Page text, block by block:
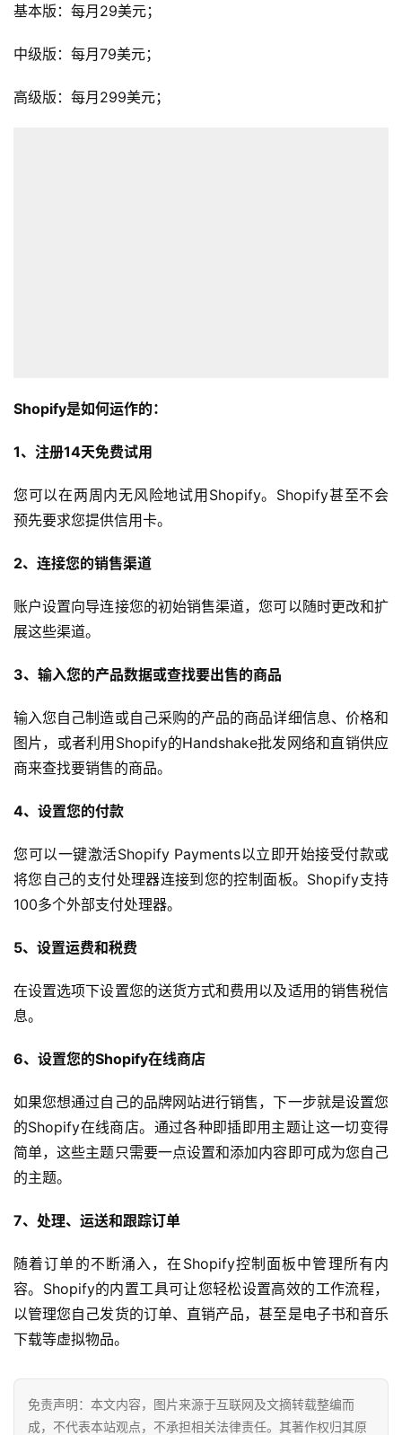
全
开
境
航
基本版：每月29美元；
中级版：每月79美元；
高级版：每月299美元；
Shopify是如何运作的：
1、注册14天免费试用
您可以在两周内无风险地试用Shopify。Shopify甚至不会
预先要求您提供信用卡。
2、连接您的销售渠道
账户设置向导连接您的初始销售渠道，您可以随时更改和扩
展这些渠道。
3、输入您的产品数据或查找要出售的商品
输入您自己制造或自己采购的产品的商品详细信息、价格和
图片，或者利用Shopify的Handshake批发网络和直销供应
商来查找要销售的商品。
4、设置您的付款
您可以一键激活Shopify Payments以立即开始接受付款或
将您自己的支付处理器连接到您的控制面板。Shopify支持
100多个外部支付处理器。
5、设置运费和税费
在设置选项下设置您的送货方式和费用以及适用的销售税信
息。
6、设置您的Shopify在线商店
如果您想通过自己的品牌网站进行销售，下一步就是设置您
的Shopify在线商店。通过各种即插即用主题让这一切变得
简单，这些主题只需要一点设置和添加内容即可成为您自己
的主题。
7、处理、运送和跟踪订单
随着订单的不断涌入，在Shopify控制面板中管理所有内
容。Shopify的内置工具可让您轻松设置高效的工作流程，
以管理您自己发货的订单、直销产品，甚至是电子书和音乐
下载等虚拟物品。
免责声明：本文内容，图片来源于互联网及文摘转载整编而
成，不代表本站观点，不承担相关法律责任。其著作权归其原